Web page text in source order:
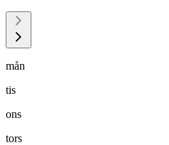
mån
tis
ons
tors